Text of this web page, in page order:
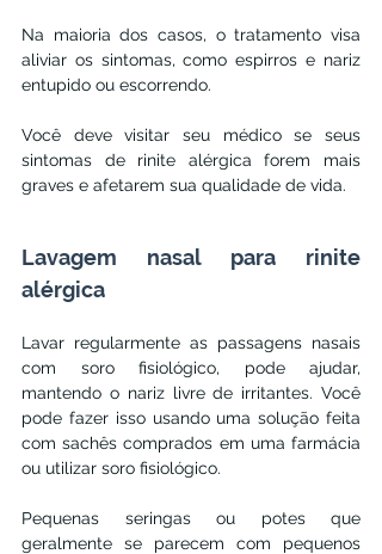
Na maioria dos casos, o tratamento visa
aliviar os sintomas, como espirros e nariz
entupido ou escorrendo.
Você deve visitar seu médico se seus
sintomas de rinite alérgica forem mais
graves e afetarem sua qualidade de vida.
Lavagem nasal para rinite
alérgica
Lavar regularmente as passagens nasais
com soro fisiológico, pode ajudar,
mantendo o nariz livre de irritantes. Você
pode fazer isso usando uma solução feita
com sachês comprados em uma farmácia
ou utilizar soro fisiológico.
Pequenas seringas ou potes que
geralmente se parecem com pequenos